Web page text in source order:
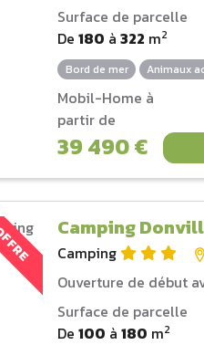
Surface de parcelle
De180 à322 m2
Bord de mer Animaux
Mobil-Home à
partir de
39 490 €
Camping
Camping
Ouverture de début
Surface de parcelle
De100 à180 m2